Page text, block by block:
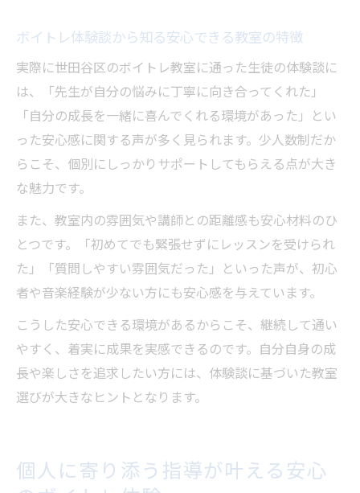
ボイトレ体験談から知る安心できる教室の特徴
実際に世田谷区のボイトレ教室に通った生徒の体験談に
は、「先生が自分の悩みに丁寧に向き合ってくれた」
「自分の成長を一緒に喜んでくれる環境があった」とい
った安心感に関する声が多く見られます。少人数制だか
らこそ、個別にしっかりサポートしてもらえる点が大き
な魅力です。
また、教室内の雰囲気や講師との距離感も安心材料のひ
とつです。「初めてでも緊張せずにレッスンを受けられ
た」「質問しやすい雰囲気だった」といった声が、初心
者や音楽経験が少ない方にも安心感を与えています。
こうした安心できる環境があるからこそ、継続して通い
やすく、着実に成果を実感できるのです。自分自身の成
長や楽しさを追求したい方には、体験談に基づいた教室
選びが大きなヒントとなります。
個人に寄り添う指導が叶える安心